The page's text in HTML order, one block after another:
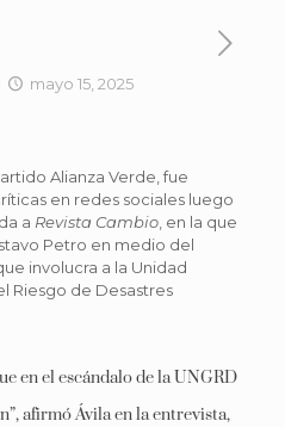
mayo 15, 2025
Alianza Verde, fue
en redes sociales luego
a Revista Cambio, en la que
Petro en medio del
involucra a la Unidad
Riesgo de Desastres
en el escándalo de la UNGRD
afirmó Ávila en la entrevista,